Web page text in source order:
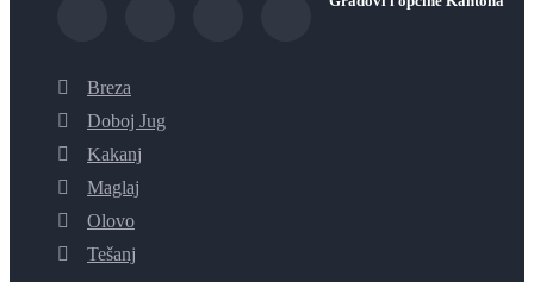
Breza
Doboj Jug
Kakanj
Maglaj
Olovo
Tešanj